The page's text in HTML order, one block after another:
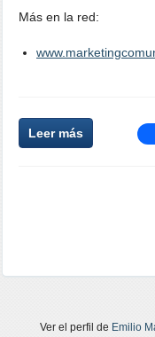
Más en la red:
Leer más
Ver el perfil de Emilio